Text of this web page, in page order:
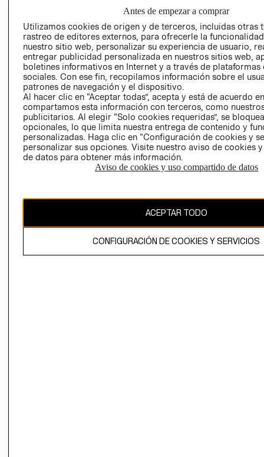
POLÍTICA
EMPRESARIAL
CONDICIONES
AVISO DE
PRIVACIDAD
GIFT CARD
AVISO DE
El contenido de esta página web está protegido por copyright y es
propiedad de H&M Hennes & Mauritz AB.
Antes de empezar a comprar
Utilizamos cookies de origen y de terceros, incluidas otras
rastreo de editores externos, para ofrecerle la
nuestro sitio web, personalizar su experiencia de usuario,
entregar publicidad personalizada en nuestros sitios web,
boletines informativos en Internet y a través de plataformas
sociales. Con ese fin, recopilamos información sobre el
patrones de navegación y el dispositivo.
Al hacer clic en “Aceptar todas”, acepta y está de acuerdo
compartamos esta información con terceros, como
publicitarios. Al elegir “Solo cookies requeridas”, se
opcionales, lo que limita nuestra entrega de contenido y
personalizadas. Haga clic en “Configuración de cookies y
personalizar sus opciones. Visite nuestro aviso de cookies
de datos para obtener más información.
Aviso de cookies y uso compartido de datos
ACEPTAR TODO
CONFIGURACIÓN DE COOKIES Y SERVICIOS